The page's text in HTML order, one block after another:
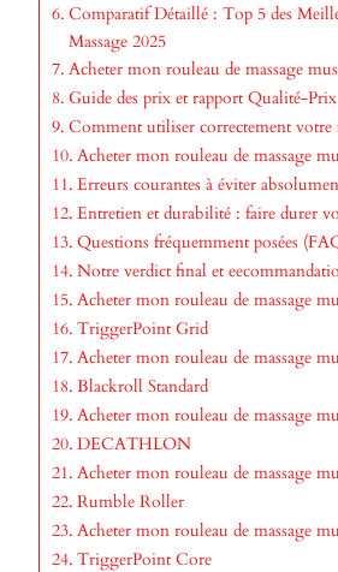
Comparatif Détaillé : Top 5 des
Massage 2025
Acheter mon rouleau de massage
Guide des prix et rapport Qualité-Prix
Comment utiliser correctement votre
Acheter mon rouleau de massage
Erreurs courantes à éviter
Entretien et durabilité : faire durer
Questions fréquemment posées
Notre verdict final et
Acheter mon rouleau de massage
TriggerPoint Grid
Acheter mon rouleau de massage
Blackroll Standard
Acheter mon rouleau de massage
DECATHLON
Acheter mon rouleau de massage
Rumble Roller
Acheter mon rouleau de massage
TriggerPoint Core